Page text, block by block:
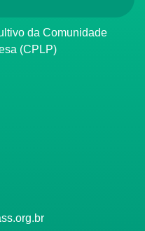
(CPLP)